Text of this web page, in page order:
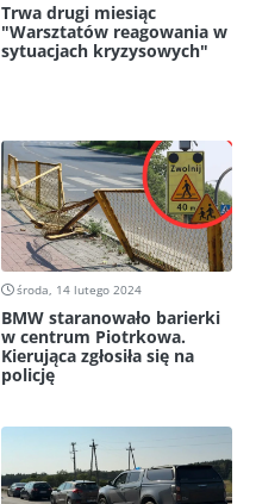
Trwa drugi miesiąc
"Warsztatów reagowania w
sytuacjach kryzysowych"
środa, 14 lutego 2024
BMW staranowało barierki
w centrum Piotrkowa.
Kierująca zgłosiła się na
policję